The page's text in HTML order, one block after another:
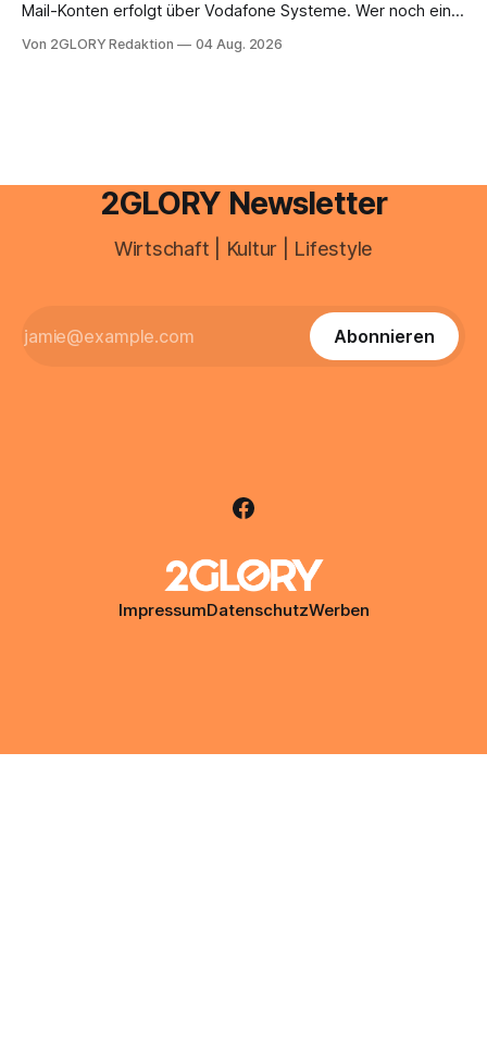
Mail-Konten erfolgt über Vodafone Systeme. Wer noch eine
besitzt, loggt sich heute über das Vodafone E-Mail & Cloud
Von 2GLORY Redaktion 04 Aug. 2026
2GLORY Newsletter
Wirtschaft | Kultur | Lifestyle
Abonnieren
ImpressumDatenschutzWerben